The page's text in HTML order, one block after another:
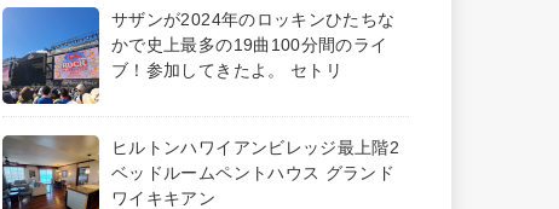
サザンが2024年のロッキンひたちな
かで史上最多の19曲100分間のライ
ブ！参加してきたよ。 セトリ
ヒルトンハワイアンビレッジ最上階2
ベッドルームペントハウス グランド
ワイキキアン